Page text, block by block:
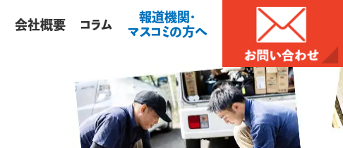
会社概要 コラム
報道機関・
マスコミの方へ